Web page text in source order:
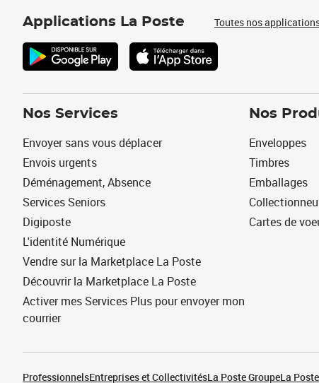
Applications La Poste Toutes nos
Nos Services
Envoyer sans vous déplacer
Envois urgents
Déménagement, Absence
Services Seniors
Digiposte
L'identité Numérique
Vendre sur la Marketplace La Poste
Découvrir la Marketplace La Poste
Activer mes Services Plus pour envoyer mon
courrier
Nos
Enveloppes
Timbres
Emballages
Cartes de
ProfessionnelsEntreprises et CollectivitésLa Poste GroupeLa